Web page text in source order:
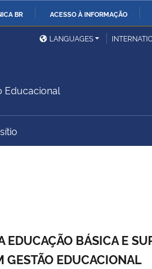
BR ACESSO À INFORMAÇÃO
Ministério das Relações
ExterioresLANGUAGES
Educacional
BÁSICA E
GESTÃO EDUCACIONAL